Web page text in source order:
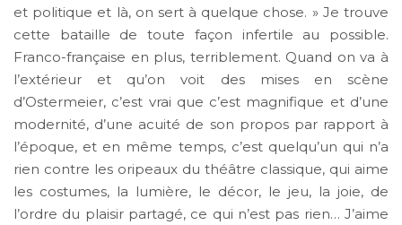
et politique et là, on sert à quelque chose. » Je trouve
cette bataille de toute façon infertile au possible.
Franco-française en plus, terriblement. Quand on va à
l’extérieur et qu’on voit des mises en scène
d’Ostermeier, c’est vrai que c’est magnifique et d’une
modernité, d’une acuité de son propos par rapport à
l’époque, et en même temps, c’est quelqu’un qui n’a
rien contre les oripeaux du théâtre classique, qui aime
les costumes, la lumière, le décor, le jeu, la joie, de
l’ordre du plaisir partagé, ce qui n’est pas rien… J’aime